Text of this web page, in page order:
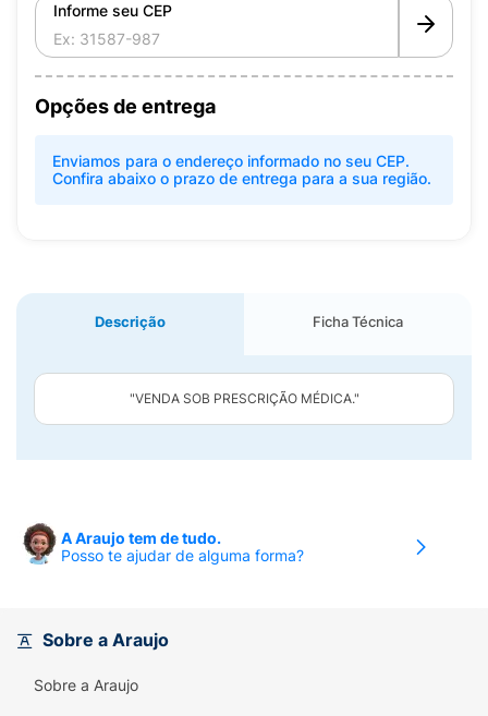
Informe seu CEP
Opções de entrega
Enviamos para o endereço informado no seu CEP.
Confira abaixo o prazo de entrega para a sua região.
Descrição Ficha Técnica
"VENDA SOB PRESCRIÇÃO MÉDICA."
A Araujo tem de tudo.
Posso te ajudar de alguma forma?
Sobre a Araujo
Sobre a Araujo